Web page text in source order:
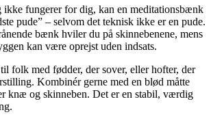
fungerer for dig, kan en meditationsbænk
pude” – selvom det teknisk ikke er en pude.
bænk hviler du på skinnebenene, mens
kan være oprejst uden indsats.
folk med fødder, der sover, eller hofter, der
Kombinér gerne med en blød måtte
knæ og skinneben. Det er en stabil, værdig